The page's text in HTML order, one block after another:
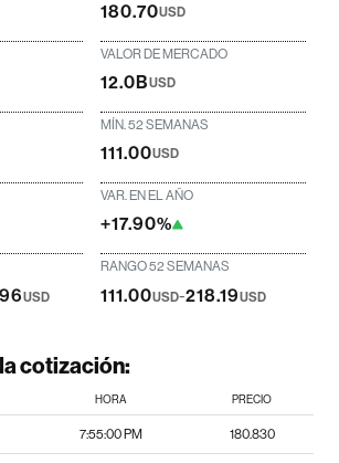
180.70USD
VALOR DE MERCADO
12.0BUSD
MÍN. 52 SEMANAS
111.00USD
VAR. EN EL AÑO
+17.90%
USD
RANGO 52 SEMANAS
111.00USD-218.19USD
cotización:
HORA PRECIO
7:55:00 PM 180.830